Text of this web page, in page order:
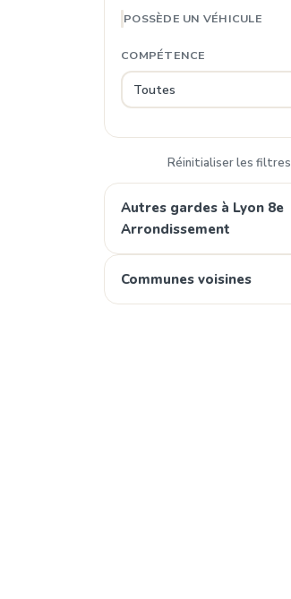
POSSÈDE UN VÉHICULE
COMPÉTENCE
Réinitialiser les filtres
Autres gardes à Lyon 8e
Arrondissement
Communes voisines